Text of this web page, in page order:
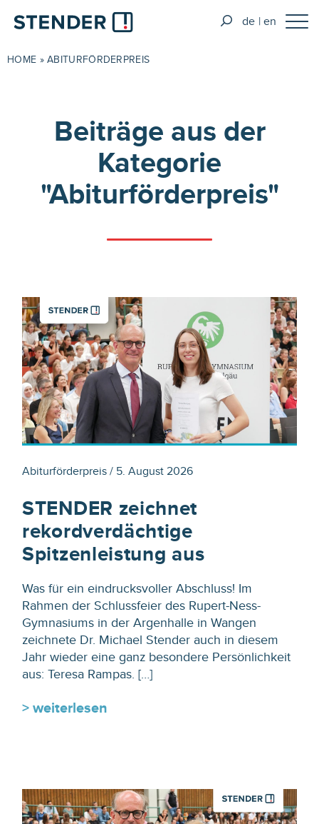
de en
HOME »ABITURFÖRDERPREIS
Beiträge aus der
Kategorie
"Abiturförderpreis"
Abiturförderpreis / 5. August 2026
STENDER zeichnet
rekordverdächtige
Spitzenleistung aus
Was für ein eindrucksvoller Abschluss! Im
Rahmen der Schlussfeier des Rupert-Ness-
Gymnasiums in der Argenhalle in Wangen
zeichnete Dr. Michael Stender auch in diesem
Jahr wieder eine ganz besondere Persönlichkeit
aus: Teresa Rampas. […]
> weiterlesen